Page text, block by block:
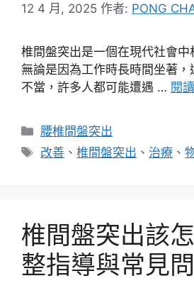
12 4 月, 2025 作者: PONG
椎間盤突出是一個在現代社會中
無論是因為工作時長時間坐著
不當，許多人都可能遭遇 … 閱
分
類
腰椎間盤突出
標
改善 、椎間盤突出 、 治療 、
椎間盤突出該
整指導與常見